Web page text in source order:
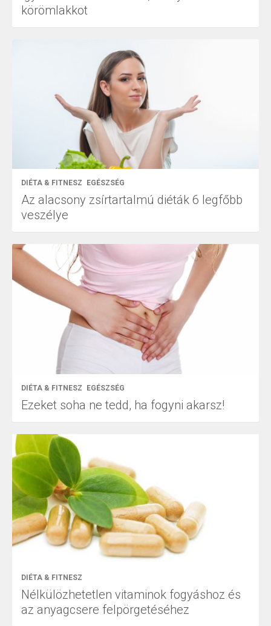
körömlakkot
DIÉTA & FITNESZ EGÉSZSÉG
Az alacsony zsírtartalmú diéták 6 legfőbb
veszélye
DIÉTA & FITNESZ EGÉSZSÉG
Ezeket soha ne tedd, ha fogyni akarsz!
DIÉTA & FITNESZ
Nélkülözhetetlen vitaminok fogyáshoz és
az anyagcsere felpörgetéséhez